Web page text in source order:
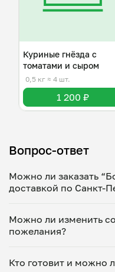
Куриные гнёзда с
томатами и сыром
0,5 кг ≈ 4 шт.
1 200 ₽
Вопрос-ответ
Можно ли заказать
доставкой по Санкт-
Укажите удобное
домашнее блюдо в
минут. Статус заказа
кабинете, а с
Можно ли изменить
пожелания?
под ваши
Кто готовит и можно